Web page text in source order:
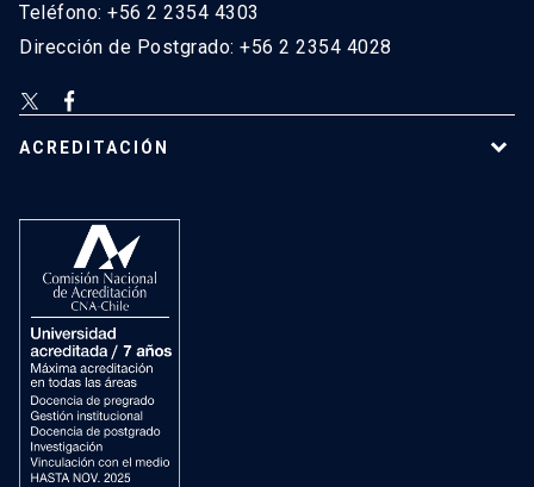
Teléfono: +56 2 2354 4303
Dirección de Postgrado: +56 2 2354 4028
ACREDITACIÓN